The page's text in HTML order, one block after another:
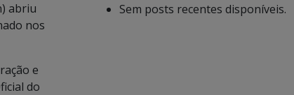
abriu
nos
e
do
Sem posts recentes disponíveis.